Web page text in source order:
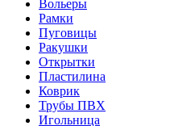
Вольеры
Рамки
Пуговицы
Ракушки
Открытки
Пластилина
Коврик
Трубы ПВХ
Игольница